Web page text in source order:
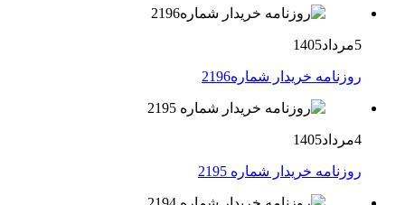
5مرداد1405
روزنامه خریدار شماره2196
4مرداد1405
روزنامه خریدار شماره 2195